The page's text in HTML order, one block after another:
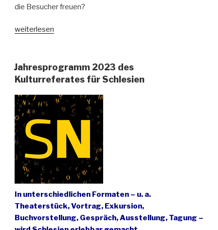
die Besucher freuen?
„Das
im
Oberschlesischen
weiterlesen
Jahresprogramm 2023 des
Kulturreferates für Schlesien
In unterschiedlichen Formaten – u. a.
Theaterstück, Vortrag, Exkursion,
Buchvorstellung, Gespräch, Ausstellung, Tagung –